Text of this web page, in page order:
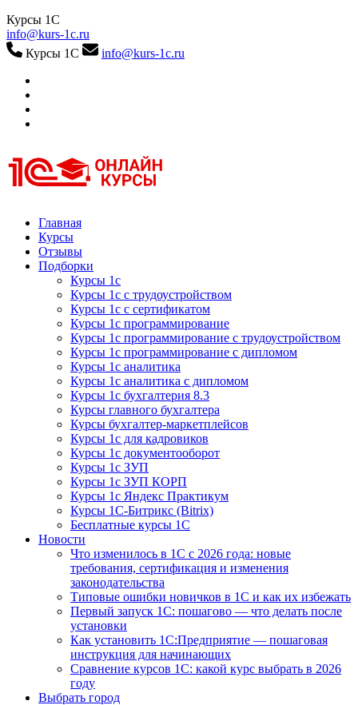
Курсы 1С
info@kurs-1c.ru
Курсы 1С
info@kurs-1c.ru
Курсы 1С
Курсы 1С официальная сертификация
Главная
Курсы
Отзывы
Подборки
Курсы 1с
Курсы 1с с трудоустройством
Курсы 1с с сертификатом
Курсы 1с программирование
Курсы 1с программирование с трудоустройством
Курсы 1с программирование с дипломом
Курсы 1с аналитика
Курсы 1с аналитика с дипломом
Курсы 1с бухгалтерия 8.3
Курсы главного бухгалтера
Курсы бухгалтер-маркетплейсов
Курсы 1с для кадровиков
Курсы 1с документооборот
Курсы 1с ЗУП
Курсы 1с ЗУП КОРП
Курсы 1с Яндекс Практикум
Курсы 1С-Битрикс (Bitrix)
Бесплатные курсы 1С
Новости
Что изменилось в 1С с 2026 года: новые
требования, сертификация и изменения
законодательства
Типовые ошибки новичков в 1С и как их избежать
Первый запуск 1С: пошагово — что делать после
установки
Как установить 1С:Предприятие — пошаговая
инструкция для начинающих
Сравнение курсов 1С: какой курс выбрать в 2026
году
Выбрать город